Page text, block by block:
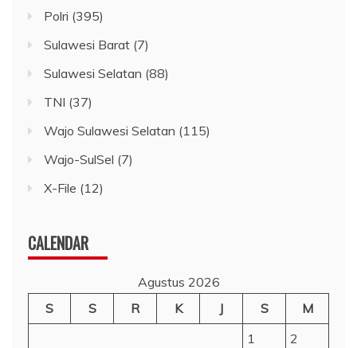
Polri (395)
Sulawesi Barat (7)
Sulawesi Selatan (88)
TNI (37)
Wajo Sulawesi Selatan (115)
Wajo-SulSel (7)
X-File (12)
CALENDAR
Agustus 2026
S
S R K J S
M
1
2